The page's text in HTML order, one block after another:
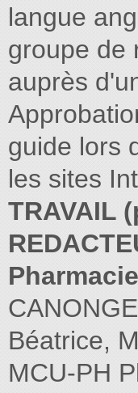
langue
groupe de
auprès
guide lors
les sites
TRAVAIL
Béatrice,
MCU-PH